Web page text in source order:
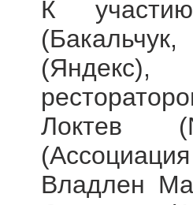
К
(Яндекс),
Локтев
Владлен